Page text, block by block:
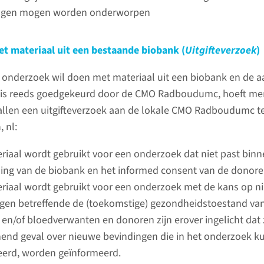
mogen worden onderworpen
materiaal uit een bestaande biobank (Uitgifteverzoek)
wil doen met materiaal uit een biobank en de
reeds goedgekeurd door de CMO Radboudumc, hoeft
een uitgifteverzoek aan de lokale CMO Radboudumc
nl:
wordt gebruikt voor een onderzoek dat niet past
van de biobank en het informed consent van de
wordt gebruikt voor een onderzoek met de kans op
betreffende de (toekomstige) gezondheidstoestand
of bloedverwanten en donoren zijn erover ingelicht dat
geval over nieuwe bevindingen die in het onderzoek
worden geïnformeerd.
Niet-WMO-onderzoek moet
getoetst worden als hierin
worden betrokken en: het aan
bepaalde criteria voldoet.
Twijfelt u over de
WMO-onderzoek, dan kunt de
CMO Radboudumc verzoeken
hierover een uitspraak te doen.
lees meer
lees
Hoe
Wilt u
WMO-
dien